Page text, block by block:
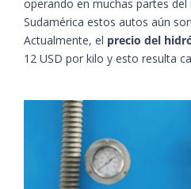
operando en muchas partes
Sudamérica estos autos aún
Actualmente, el precio del
12 USD por kilo y esto resulta